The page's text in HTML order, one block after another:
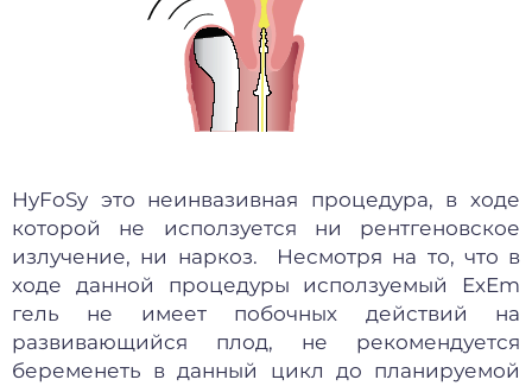
HyFoSy это неинвазивная процедура, в ходе
которой не исползуется ни рентгеновское
излучение, ни наркоз. Несмотря на то, что в
ходе данной процедуры исползуемый ExEm
гель не имеет побочных действий на
развивающийся плод, не рекомендуется
беременеть в данный цикл до планируемой